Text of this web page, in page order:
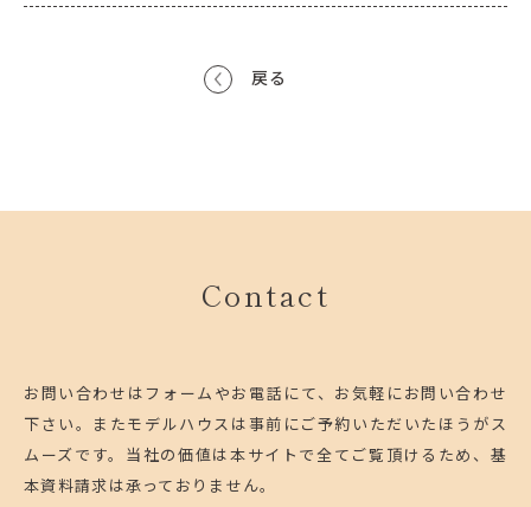
戻る
Contact
お問い合わせはフォームやお電話にて、お気軽にお問い合わせ
下さい。 またモデルハウスは事前にご予約いただいたほうがス
ムーズです。 当社の価値は本サイトで全てご覧頂けるため、基
本資料請求は承っておりません。